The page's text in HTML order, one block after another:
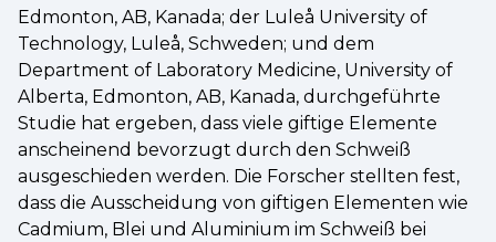
Edmonton, AB, Kanada; der Luleå University of
Technology, Luleå, Schweden; und dem
Department of Laboratory Medicine, University of
Alberta, Edmonton, AB, Kanada, durchgeführte
Studie hat ergeben, dass viele giftige Elemente
anscheinend bevorzugt durch den Schweiß
ausgeschieden werden. Die Forscher stellten fest,
dass die Ausscheidung von giftigen Elementen wie
Cadmium, Blei und Aluminium im Schweiß bei